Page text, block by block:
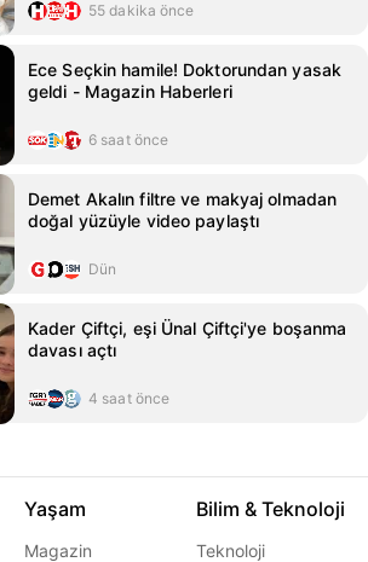
55 dakika önce
Ece Seçkin hamile! Doktorundan yasak
geldi - Magazin Haberleri
6 saat önce
Demet Akalın filtre ve makyaj olmadan
doğal yüzüyle video paylaştı
Dün
Kader Çiftçi, eşi Ünal Çiftçi'ye boşanma
davası açtı
4 saat önce
Yaşam
Magazin
Bilim & Teknoloji
Teknoloji